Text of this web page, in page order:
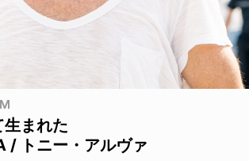
生まれた
/ トニー・アルヴァ